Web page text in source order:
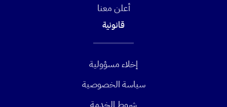
أعلن معنا
قانونية
إخلاء مسؤولية
سياسة الخصوصية
شروط الخدمة